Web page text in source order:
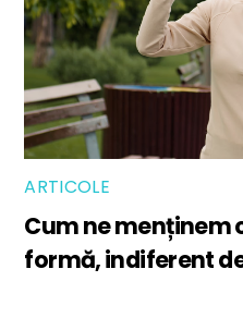
ARTICOLE
Cum ne menținem
formă, indiferent